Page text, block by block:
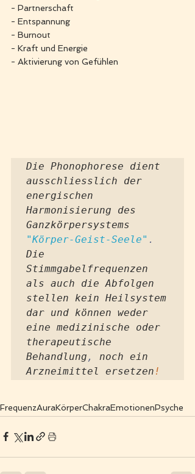
- Partnerschaft
- Entspannung
- Burnout
- Kraft und Energie
- Aktivierung von Gefühlen
Die Phonophorese dient
ausschliesslich der
energischen
Harmonisierung des
"Körper-Geist-Seele" .
Die
Stimmgabelfrequenzen
als auch die Abfolgen
stellen kein Heilsystem
dar und können weder
eine medizinische oder
therapeutische
Behandlung ,
noch ein
Arzneimittel ersetzen !
FrequenzAuraKörperChakraEmotionenPsyche